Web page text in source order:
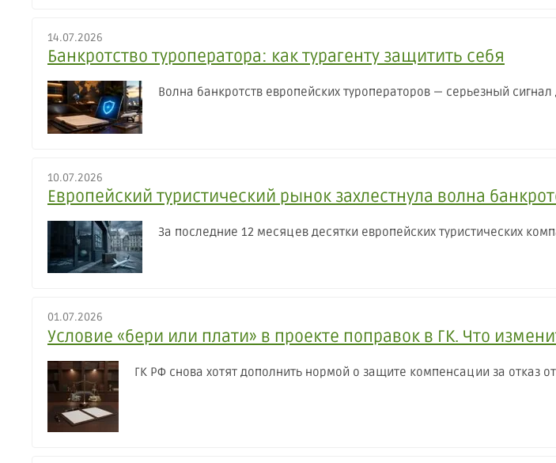
14.07.2026
Банкротство туроператора: как турагенту защитить себя
Волна банкротств европейских туроператоров — серьезный
10.07.2026
Европейский туристический рынок захлестнула волна
За последние 12 месяцев десятки европейских туристических
01.07.2026
Условие «бери или плати» в проекте поправок в ГК. Что
ГК РФ снова хотят дополнить нормой о защите компенсации за отказ